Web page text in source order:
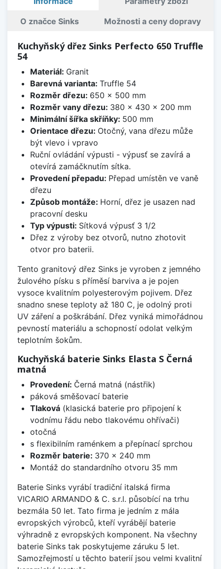
O značce Sinks Možnosti a ceny dopravy
Kuchyňský dřez Sinks Perfecto 650 Truffle
54
Materiál: Granit
Barevná varianta: Truffle 54
Rozměr dřezu: 650 x 500 mm
Rozměr vany dřezu: 380 x 430 x 200 mm
Minimální šířka skříňky: 500 mm
Orientace dřezu: Otočný, vana dřezu může
být vlevo i vpravo
Ruční ovládání výpusti - výpusť se zavírá a
otevírá zamáčknutím sítka.
Provedení přepadu: Přepad umístěn ve vaně
dřezu
Způsob montáže: Horní, dřez je usazen nad
pracovní desku
Typ výpusti: Sítková výpusť 3 1/2
Dřez z výroby bez otvorů, nutno zhotovit
otvor pro baterii.
Tento granitový dřez Sinks je vyroben z jemného
žulového písku s příměsí barviva a je pojen
vysoce kvalitním polyesterovým pojivem. Dřez
snadno snese teploty až 180 C, je odolný proti
UV záření a poškrábání. Dřez vyniká mimořádnou
pevností materiálu a schopností odolat velkým
teplotním šokům.
Kuchyňská baterie Sinks Elasta S Černá
matná
Provedení: Černá matná (nástřik)
páková směšovací baterie
Tlaková(klasická baterie pro připojení k
vodnímu řádu nebo tlakovému ohřívači)
otočná
s flexibilním raménkem a přepínací sprchou
Rozměr baterie: 370 x 240 mm
Montáž do standardního otvoru 35 mm
Baterie Sinks vyrábí tradiční italská firma
VICARIO ARMANDO & C. s.r.l. působící na trhu
bezmála 50 let. Tato firma je jedním z mála
evropských výrobců, kteří vyrábějí baterie
výhradně z evropských komponent. Na všechny
baterie Sinks tak poskytujeme záruku 5 let.
Samozřejmostí u těchto baterií jsou velmi kvalitní